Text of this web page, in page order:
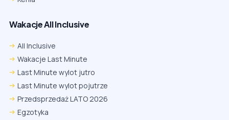
Wakacje All Inclusive
All Inclusive
Wakacje Last Minute
Last Minute wylot jutro
Last Minute wylot pojutrze
Przedsprzedaż LATO 2026
Egzotyka